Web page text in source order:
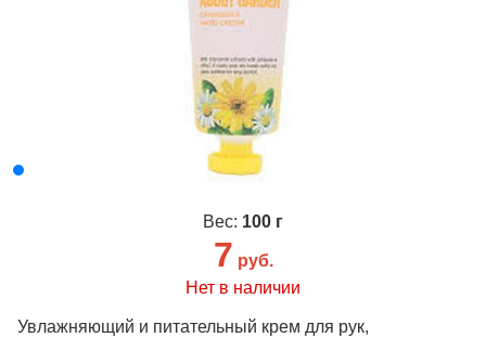
Вес: 100 г
7 руб.
Нет в наличии
Увлажняющий и питательный крем для рук,